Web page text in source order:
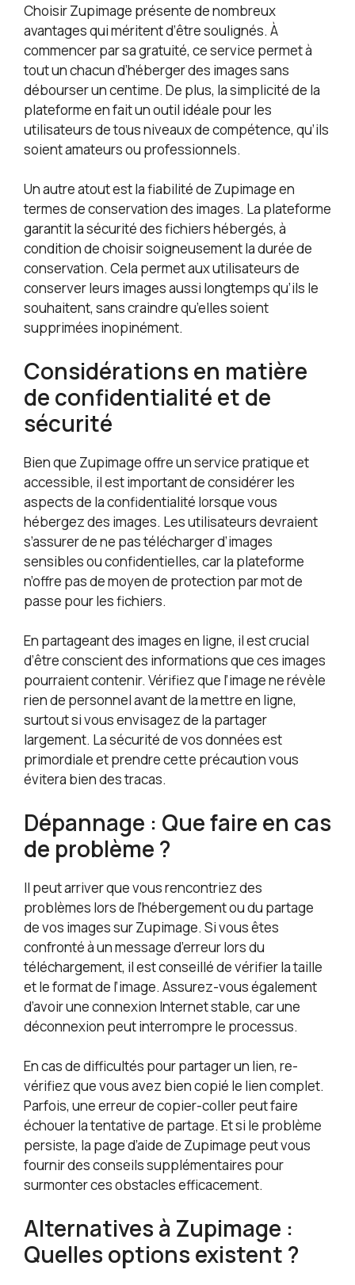
Choisir Zupimage présente de nombreux
avantages qui méritent d’être soulignés. À
commencer par sa gratuité, ce service permet à
tout un chacun d’héberger des images sans
débourser un centime. De plus, la simplicité de la
plateforme en fait un outil idéale pour les
utilisateurs de tous niveaux de compétence, qu’ils
soient amateurs ou professionnels.
Un autre atout est la fiabilité de Zupimage en
termes de conservation des images. La plateforme
garantit la sécurité des fichiers hébergés, à
condition de choisir soigneusement la durée de
conservation. Cela permet aux utilisateurs de
conserver leurs images aussi longtemps qu’ils le
souhaitent, sans craindre qu’elles soient
supprimées inopinément.
Considérations en matière
de confidentialité et de
sécurité
Bien que Zupimage offre un service pratique et
accessible, il est important de considérer les
aspects de la confidentialité lorsque vous
hébergez des images. Les utilisateurs devraient
s’assurer de ne pas télécharger d’images
sensibles ou confidentielles, car la plateforme
n’offre pas de moyen de protection par mot de
passe pour les fichiers.
En partageant des images en ligne, il est crucial
d’être conscient des informations que ces images
pourraient contenir. Vérifiez que l’image ne révèle
rien de personnel avant de la mettre en ligne,
surtout si vous envisagez de la partager
largement. La sécurité de vos données est
primordiale et prendre cette précaution vous
évitera bien des tracas.
Dépannage : Que faire en cas
de problème ?
Il peut arriver que vous rencontriez des
problèmes lors de l’hébergement ou du partage
de vos images sur Zupimage. Si vous êtes
confronté à un message d’erreur lors du
téléchargement, il est conseillé de vérifier la taille
et le format de l’image. Assurez-vous également
d’avoir une connexion Internet stable, car une
déconnexion peut interrompre le processus.
En cas de difficultés pour partager un lien, re-
vérifiez que vous avez bien copié le lien complet.
Parfois, une erreur de copier-coller peut faire
échouer la tentative de partage. Et si le problème
persiste, la page d’aide de Zupimage peut vous
fournir des conseils supplémentaires pour
surmonter ces obstacles efficacement.
Alternatives à Zupimage :
Quelles options existent ?